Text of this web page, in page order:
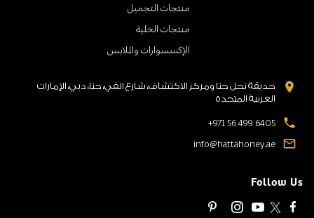
منتجات التجميل
منتجات الخلية
الإكسسوارات والملابس
location_on
حديقة نحل حتا ومركز الاكتشاف، شارع الفي، حتا، دبي، الإمارات
العربية المتحدة
local_phone
+971 56 499 6405
mail_outline
info@hattahoney.ae
Follow Us